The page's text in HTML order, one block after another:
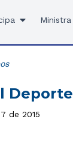
Ministra
de 2015